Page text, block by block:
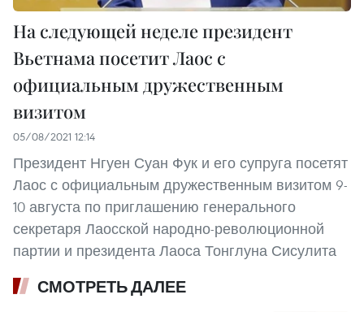
На следующей неделе президент
Вьетнама посетит Лаос с
официальным дружественным
визитом
05/08/2021 12:14
Президент Нгуен Суан Фук и его супруга посетят
Лаос с официальным дружественным визитом 9-
10 августа по приглашению генерального
секретаря Лаосской народно-революционной
партии и президента Лаоса Тонглуна Сисулита
СМОТРЕТЬ ДАЛЕЕ